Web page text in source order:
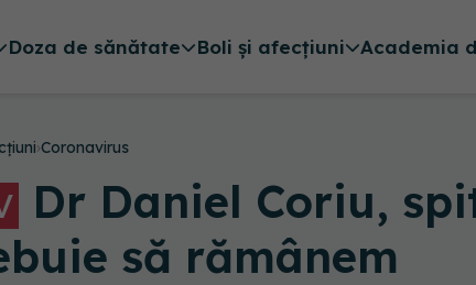
Doza de sănătate Boli și afecțiuni Academia
›Coronavirus
Dr Daniel Coriu,
să rămânem